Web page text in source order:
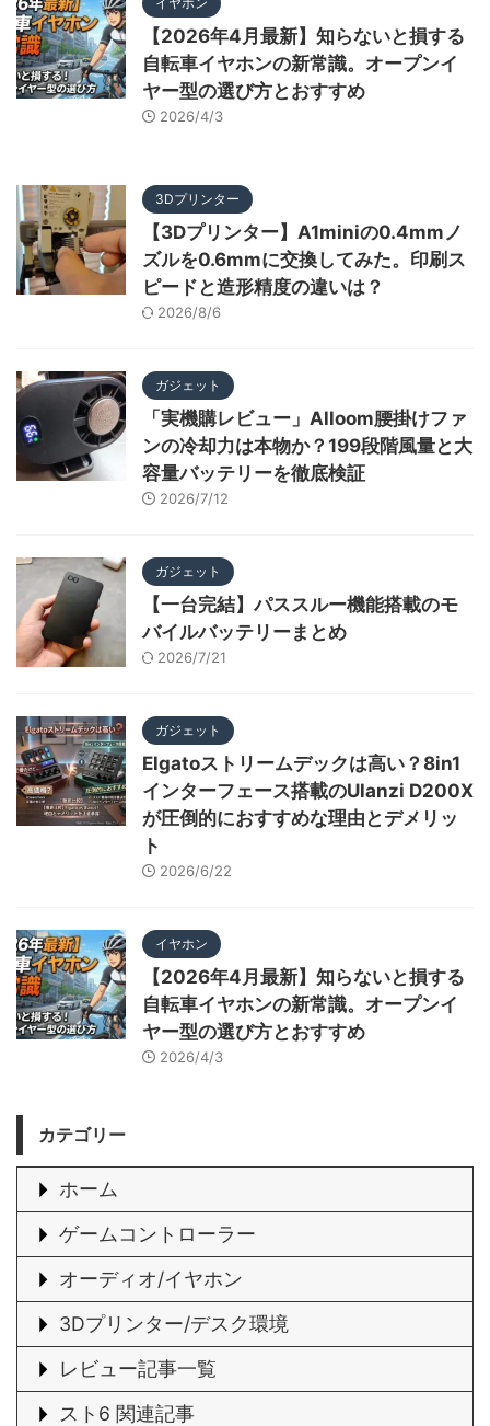
【2026年4月最新】知らないと損する
自転車イヤホンの新常識。オープンイ
ヤー型の選び方とおすすめ
2026/4/3
3Dプリンター
【3Dプリンター】A1miniの0.4mmノ
ズルを0.6mmに交換してみた。印刷ス
ピードと造形精度の違いは？
2026/8/6
ガジェット
「実機購レビュー」Alloom腰掛けファ
ンの冷却力は本物か？199段階風量と大
容量バッテリーを徹底検証
2026/7/12
ガジェット
【一台完結】パススルー機能搭載のモ
バイルバッテリーまとめ
2026/7/21
ガジェット
Elgatoストリームデックは高い？8in1
インターフェース搭載のUlanzi D200X
が圧倒的におすすめな理由とデメリッ
ト
2026/6/22
イヤホン
【2026年4月最新】知らないと損する
自転車イヤホンの新常識。オープンイ
ヤー型の選び方とおすすめ
2026/4/3
カテゴリー
ホーム
ゲームコントローラー
オーディオ/イヤホン
3Dプリンター/デスク環境
レビュー記事一覧
スト6 関連記事